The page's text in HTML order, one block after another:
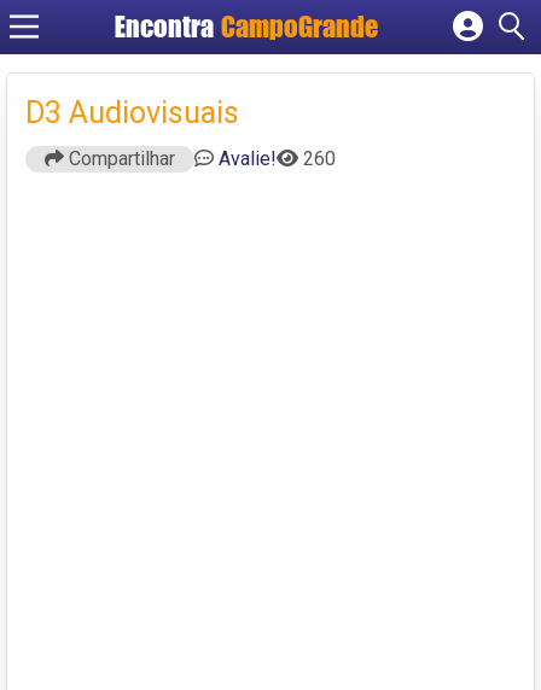
Encontra CampoGrande
Cadastrar empresa
D3 Audiovisuais
Compartilhar Avalie! 260